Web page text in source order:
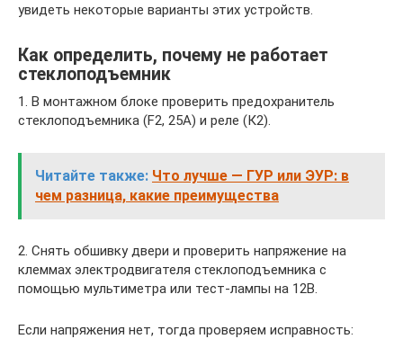
увидеть некоторые варианты этих устройств.
Как определить, почему не работает
стеклоподъемник
1. В монтажном блоке проверить предохранитель
стеклоподъемника (F2, 25A) и реле (К2).
Читайте также: Что лучше — ГУР или ЭУР: в
чем разница, какие преимущества
2. Снять обшивку двери и проверить напряжение на
клеммах электродвигателя стеклоподъемника с
помощью мультиметра или тест-лампы на 12В.
Если напряжения нет, тогда проверяем исправность: